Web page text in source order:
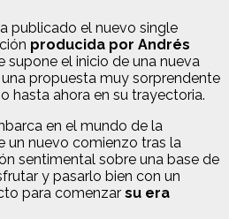
publicado el nuevo single
producida por Andrés
supone el inicio de una nueva
propuesta muy sorprendente
hasta ahora en su trayectoria.
en el mundo de la
un nuevo comienzo tras la
sentimental sobre una base de
y pasarlo bien con un
para comenzar su era